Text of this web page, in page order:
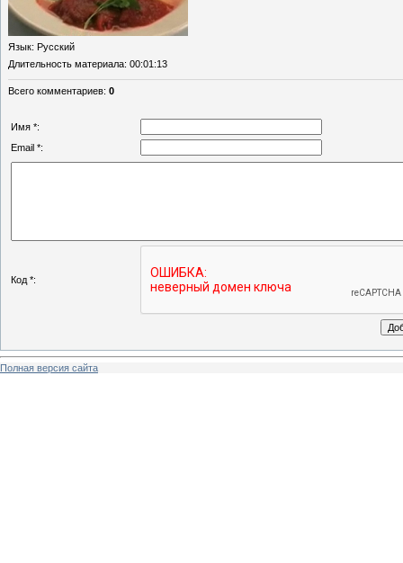
Язык: Русский
Длительность материала: 00:01:13
Всего комментариев: 0
Имя *:
Email *:
Код *:
Полная версия сайта